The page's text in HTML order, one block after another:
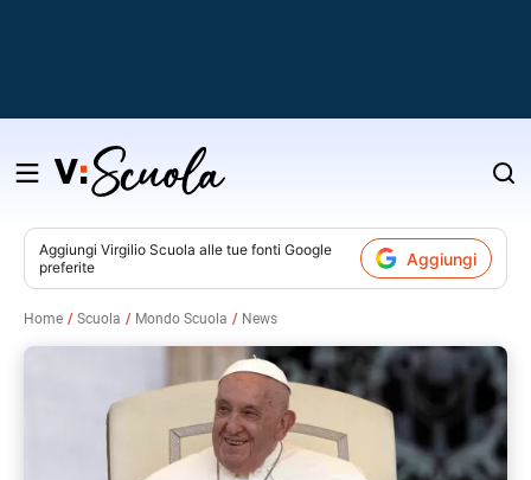
Salta
contenuto
Aggiungi Virgilio Scuola alle tue fonti Google
preferite
Aggiungi
Home Scuola Mondo Scuola News